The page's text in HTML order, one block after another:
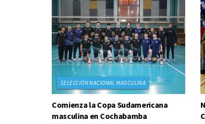
SELECCIÓN NACIONAL MASCULINA
Comienza la Copa Sudamericana
masculina en Cochabamba